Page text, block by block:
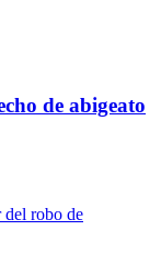
de abigeato